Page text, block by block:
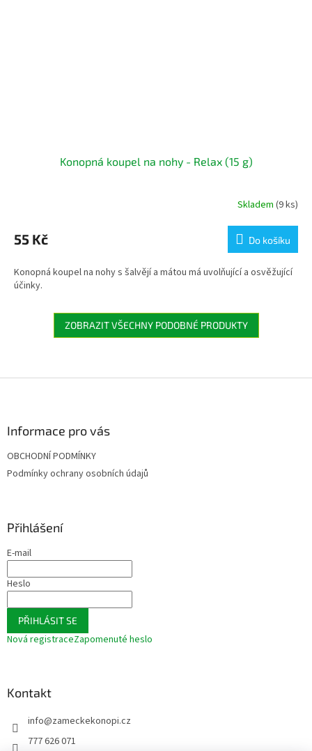
Konopná koupel na nohy - Relax (15 g)
Skladem (9 ks)
55 Kč Do košíku
Konopná koupel na nohy s šalvějí a mátou má uvolňující a osvěžující
účinky.
ZOBRAZIT VŠECHNY PODOBNÉ PRODUKTY
Informace pro vás
OBCHODNÍ PODMÍNKY
Podmínky ochrany osobních údajů
Přihlášení
E-mail
Heslo
PŘIHLÁSIT SE
Nová registraceZapomenuté heslo
Kontakt
info@zameckekonopi.cz
777 626 071